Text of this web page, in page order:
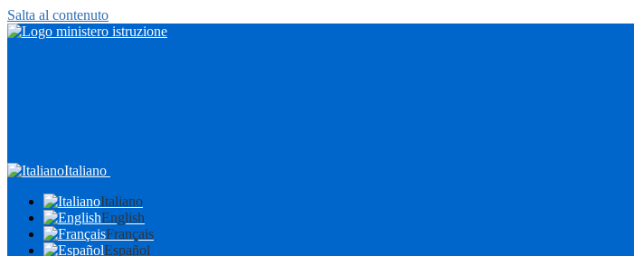
Salta al contenuto
Italiano
Italiano
English
Français
Español